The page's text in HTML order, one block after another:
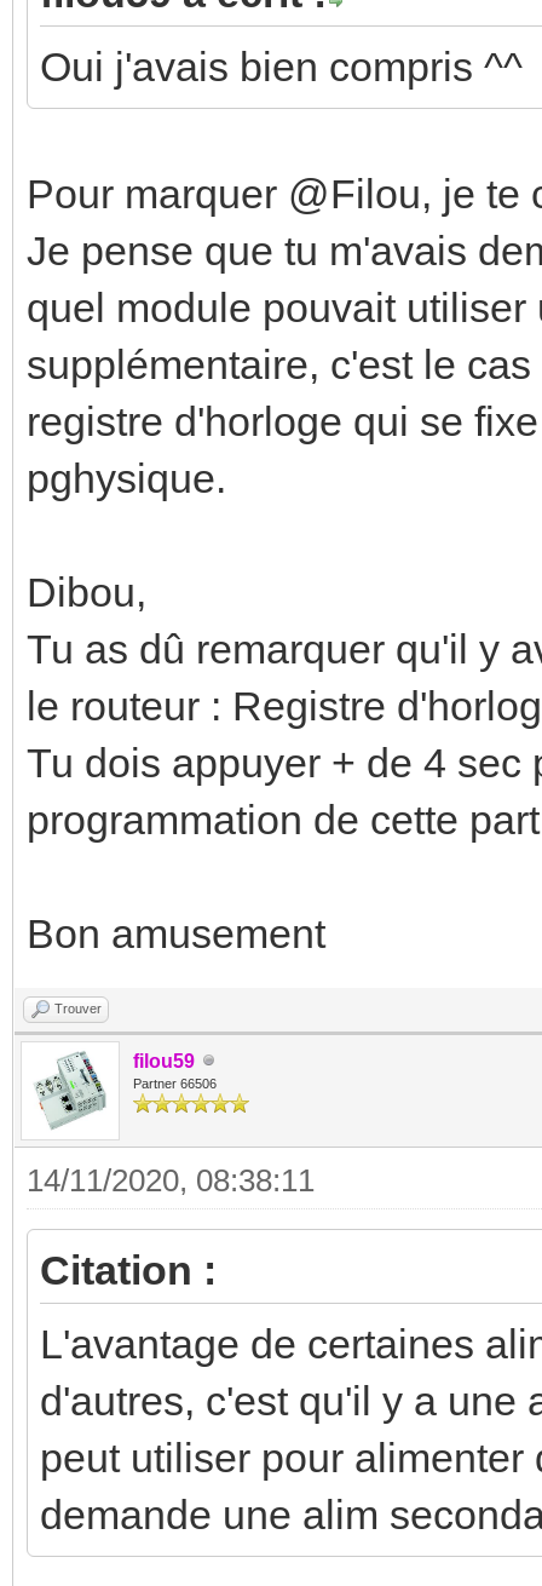
Oui j'avais bien compris ^^
Pour marquer @Filou, je te
Je pense que tu m'avais
quel module pouvait
supplémentaire, c'est le
registre d'horloge qui se
pghysique.
Dibou,
Tu as dû remarquer qu'il y
le routeur : Registre
Tu dois appuyer + de 4 sec
programmation de cette
Bon amusement
Trouver
filou59
Partner 66506
14/11/2020, 08:38:11
Citation :
L'avantage de certaines
d'autres, c'est qu'il y a une
peut utiliser pour
demande une alim